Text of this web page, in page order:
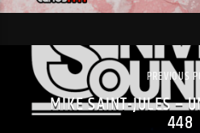
PREVIOUS
MIKE SAINT-JULES –
448